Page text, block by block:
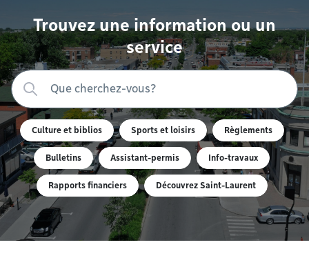
Trouvez une information ou un
service
Culture et biblios Sports et loisirs Règlements
Bulletins Assistant-permis Info-travaux
Rapports financiers Découvrez Saint-Laurent